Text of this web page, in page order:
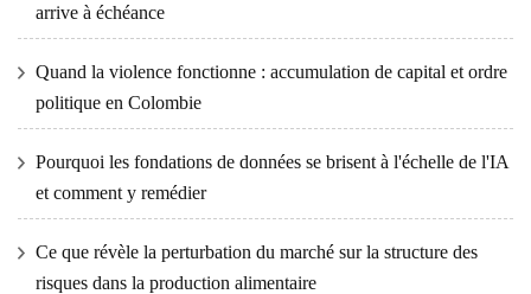
arrive à échéance
Quand la violence fonctionne : accumulation de capital et ordre
politique en Colombie
Pourquoi les fondations de données se brisent à l'échelle de l'IA
et comment y remédier
Ce que révèle la perturbation du marché sur la structure des
risques dans la production alimentaire